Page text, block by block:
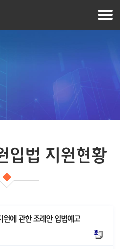
입법 지원현황
원에 관한 조례안 입법예고